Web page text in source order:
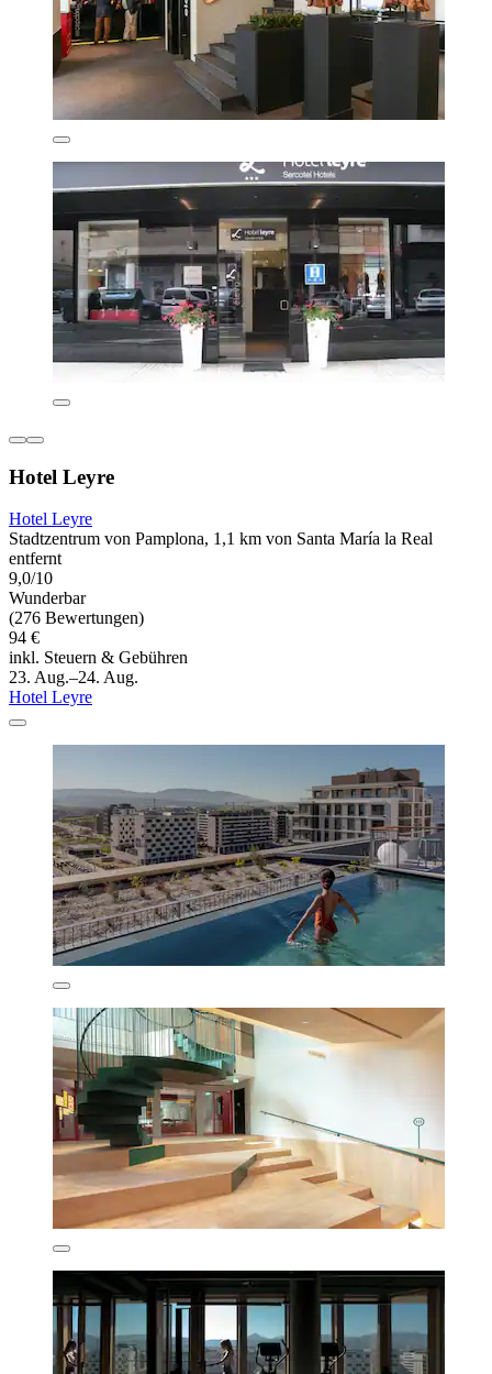
Hotel Leyre
Hotel Leyre
Stadtzentrum von Pamplona, 1,1 km von Santa María la Real
entfernt
9,0/10
Wunderbar
(276 Bewertungen)
94 €
inkl. Steuern & Gebühren
23. Aug.–24. Aug.
Hotel Leyre